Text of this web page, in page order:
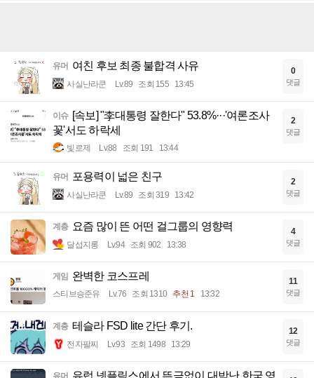
유머 여친 후보 최종 불합격 사유
사실난라쿤 Lv.89 조회 155 13:45
0
댓글
이슈 [속보] "李대통령 잘한다" 53.8%···'여론조사
꽃'서도 하락세
빛로제 Lv.88 조회 191 13:44
2
댓글
유머 포용력이 넓은 친구
사실난라쿤 Lv.89 조회 319 13:42
2
댓글
계층 요즘 많이 뜬 어떤 걸그룹의 영향력
달섭지롱 Lv.94 조회 902 13:38
4
댓글
게임 완벽한 코스프레
스티브승준유 Lv.76 조회 1310 추천 1 13:32
11
댓글
계층 테슬라 FSD lite 간단 후기.
전자팔찌 Lv.93 조회 1498 13:29
12
댓글
유머 유럽 넷플릭스에서 뜬금없이 대박난 한국 영